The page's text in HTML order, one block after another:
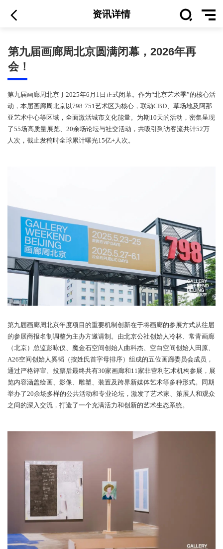
资讯详情
第九届画廊周北京圆满闭幕，2026年再
会！
第九届画廊周北京于2025年6月1日正式闭幕。作为“北京艺术季”的
动，本届画廊周北京以798·751艺术区为核心，联动CBD、草场地及
亚艺术中心等区域，全面激活城市文化能量。为期10天的活动，密
了55场高质量展览、20余场论坛与社交活动，共吸引到访客流共计
第九届画廊周北京年度项目的重要机制创新在于将画廊的参展方式
的参展商报名制调整为主办方邀请制。由北京公社创始人冷林、常
（北京）总监彭咏仪、魔金石空间创始人曲科杰、空白空间创始人
A26空间创始人奚韬（按姓氏首字母排序）组成的五位画廊委员会
举办了20余场多样的公共活动和专业论坛，激发了艺术家、策展人